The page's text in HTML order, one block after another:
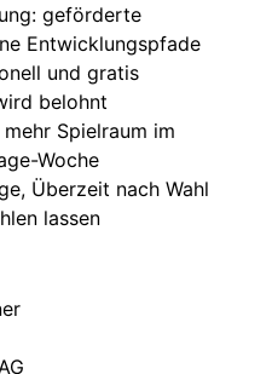
geförderte
Entwicklungspfade
und gratis
belohnt
Spielraum im
Woche
Überzeit nach Wahl
lassen